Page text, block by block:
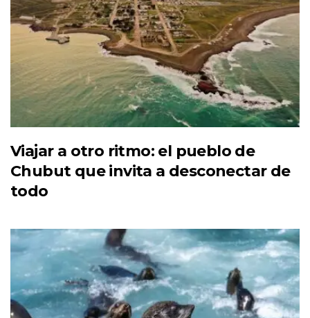
Viajar a otro ritmo: el pueblo de
Chubut que invita a desconectar de
todo